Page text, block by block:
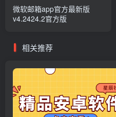
微软邮箱app官方最新版
v4.2424.2官方版
相关推荐